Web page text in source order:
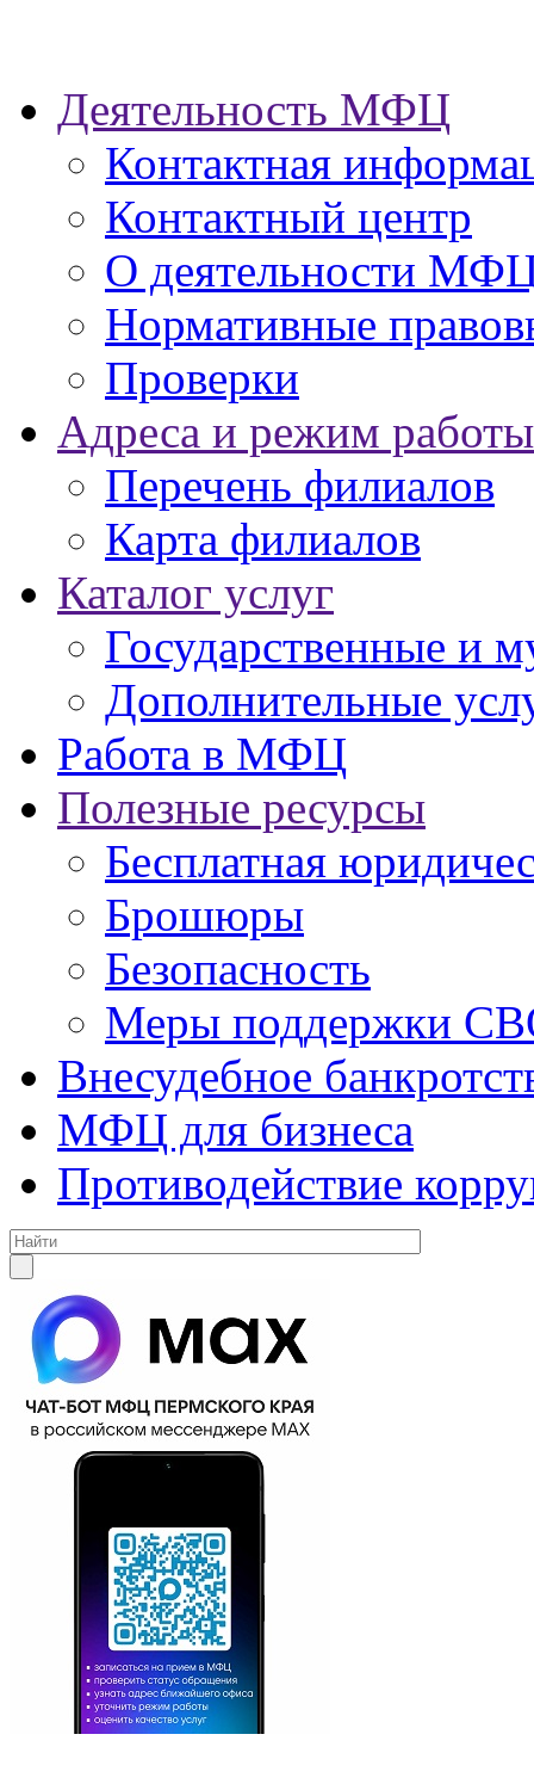
Деятельность МФЦ
Контактная
Контактный центр
О деятельности
Нормативные
Проверки
Адреса и режим работы
Перечень филиалов
Карта филиалов
Каталог услуг
Государственные и
Дополнительные
Работа в МФЦ
Полезные ресурсы
Бесплатная
Брошюры
Безопасность
Меры поддержки
Внесудебное
МФЦ для бизнеса
Противодействие